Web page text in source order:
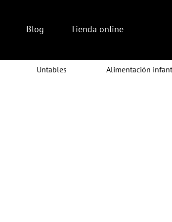
Blog Tienda online
Untables Alimentación